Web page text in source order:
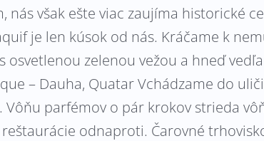
však ešte viac zaujíma historické
je len kúsok od nás. Kráčame k
zelenou vežou a hneď
– Dauha, Quatar Vchádzame do
parfémov o pár krokov strieda
odnaproti. Čarovné